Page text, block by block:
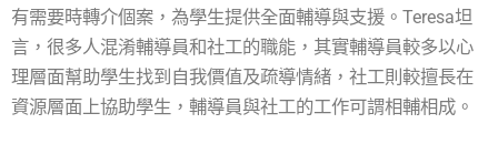
有需要時轉介個案，為學生提供全面輔導與支援。Teresa坦
言，很多人混淆輔導員和社工的職能，其實輔導員較多以心
理層面幫助學生找到自我價值及疏導情緒，社工則較擅長在
資源層面上協助學生，輔導員與社工的工作可謂相輔相成。